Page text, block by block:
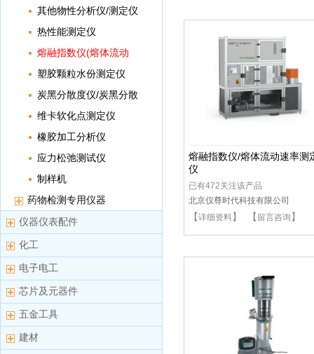
其他物性分析仪/测定仪
热性能测定仪
熔融指数仪(熔体流动
速率测定仪)
塑胶颗粒水份测定仪
炭黑分散度仪/炭黑分散
仪 维卡软化点测定仪
橡胶加工分析仪
应力松弛测试仪
制样机
药物检测专用仪器
仪器仪表配件
化工
电子电工
芯片及元器件
五金工具
建材
熔融指数仪/熔体流动速率测
仪
已有472关注该产品
北京仪尊时代科技有限公司
【详细资料】 【 留言咨询 】